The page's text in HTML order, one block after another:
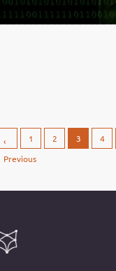
‹
Previous
1 2 3 4